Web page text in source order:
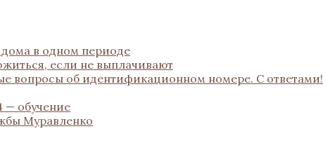
в одном периоде
если не выплачивают
вопросы об идентификационном номере. С ответами!
— обучение
Муравленко